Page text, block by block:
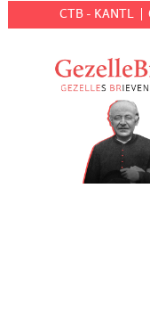
CTB - KANTL